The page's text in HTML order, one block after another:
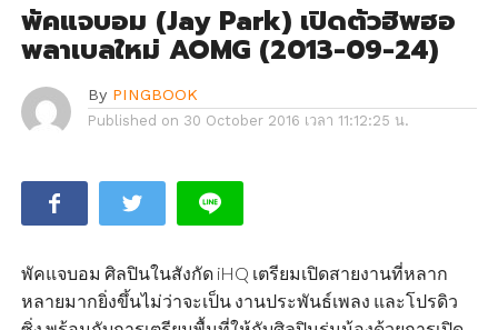
พัคแจบอม (Jay Park) เปิดตัวฮิพฮอ
พลาเบลใหม่ AOMG (2013-09-24)
By PINGBOOK
Published on 30 October 2016 เวลา 11:12:25 น.
พัคแจบอม ศิลปินในสังกัด iHQ เตรียมเปิดสายงานที่หลาก
หลายมากยิ่งขึ้นไม่ว่าจะเป็น งานประพันธ์เพลง และโปรดิว